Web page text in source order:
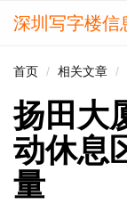
深圳写字楼信
首页 相关文章
扬田大
动休息
量